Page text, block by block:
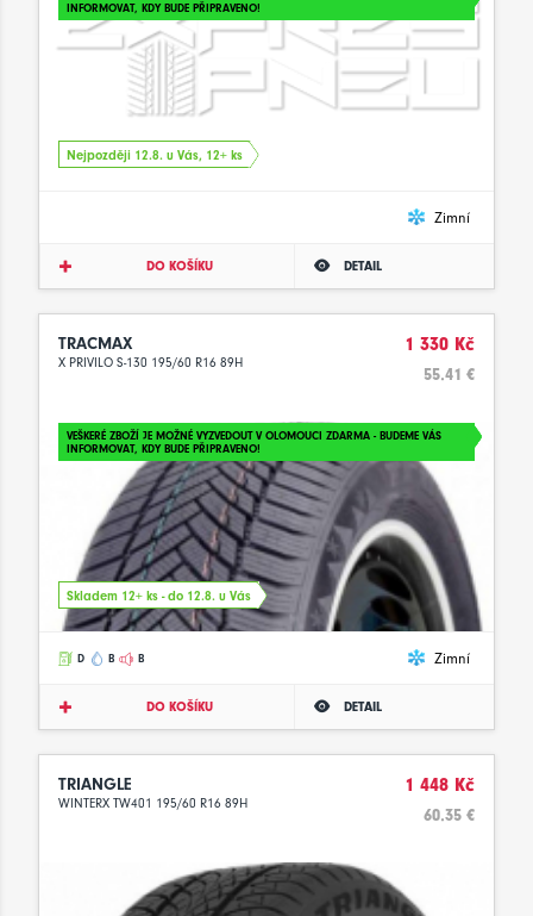
INFORMOVAT, KDY BUDE PŘIPRAVENO!
Nejpozději 12.8. u Vás, 12+ ks
Zimní
DO KOŠÍKU DETAIL
TRACMAX
X PRIVILO S-130 195/60 R16 89H
1 330 Kč
55.41 €
VEŠKERÉ ZBOŽÍ JE MOŽNÉ VYZVEDOUT V OLOMOUCI ZDARMA - BUDEME VÁS
INFORMOVAT, KDY BUDE PŘIPRAVENO!
Skladem 12+ ks - do 12.8. u Vás
D B B Zimní
DO KOŠÍKU DETAIL
TRIANGLE
WINTERX TW401 195/60 R16 89H
1 448 Kč
60.35 €